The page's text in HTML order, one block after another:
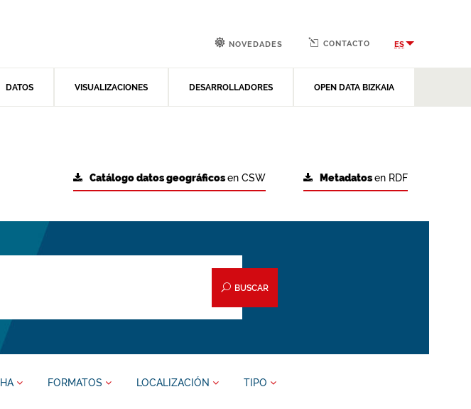
DATOS VISUALIZACIONES DESARROLLADORES OPEN DATA BIZKAIA
NOVEDADES CONTACTO ES
Metadatosen RDF
Catálogo datos geográficosen CSW
BUSCAR
FORMATOS LOCALIZACIÓN TIPO